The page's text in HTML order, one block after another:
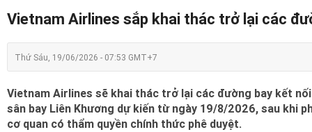
Vietnam Airlines sắp khai thác trở lại các
Thứ Sáu, 19/06/2026 - 07:53 GMT+7
Vietnam Airlines sẽ khai thác trở lại các đường bay kết
sân bay Liên Khương dự kiến từ ngày 19/8/2026, sau khi
cơ quan có thẩm quyền chính thức phê duyệt.